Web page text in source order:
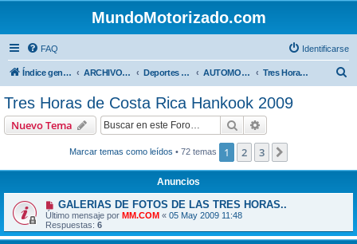
MundoMotorizado.com
FAQ Identificarse
Índice general ARCHIVO HASTA 2018 Deportes Internacionales AUTOMOVILISMO DE CENTROAMERICA Tres Horas de Costa Rica Hankook 2009
Tres Horas de Costa Rica Hankook 2009
Nuevo Tema Buscar
Marcar temas como leídos • 72 temas 1 2 3
Anuncios
GALERIAS DE FOTOS DE LAS TRES HORAS..
Último mensaje por MM.COM « 05 May 2009 11:48
Respuestas: 6